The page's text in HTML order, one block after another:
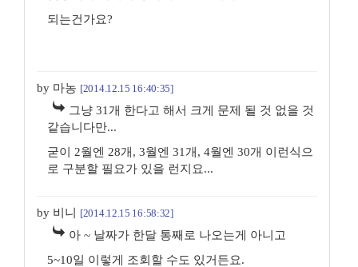
되는건가요?
by 마농 [2014.12.15 16:40:35]
그냥 31개 한다고 해서 크게 문제 될 것 없을 것
같습니다만...
굳이 2월엔 28개, 3월엔 31개, 4월엔 30개 이런식으
로 구분할 필요가 있을 런지요...
by 비니 [2014.12.15 16:58:32]
아 ~ 날짜가 한달 통째로 나오는게 아니고
5~10일 이렇게 조회할 수도 있거든요.